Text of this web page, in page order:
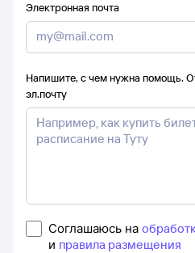
Электронная почта
Напишите, с чем нужна помощь.
эл.почту
Соглашаюсь на
и правила размещения